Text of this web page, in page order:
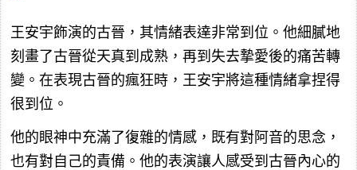
王安宇飾演的古晉，其情緒表達非常到位。他細膩地
刻畫了古晉從天真到成熟，再到失去摯愛後的痛苦轉
變。在表現古晉的瘋狂時，王安宇將這種情緒拿捏得
很到位。
他的眼神中充滿了復雜的情感，既有對阿音的思念，
也有對自己的責備。他的表演讓人感受到古晉內心的